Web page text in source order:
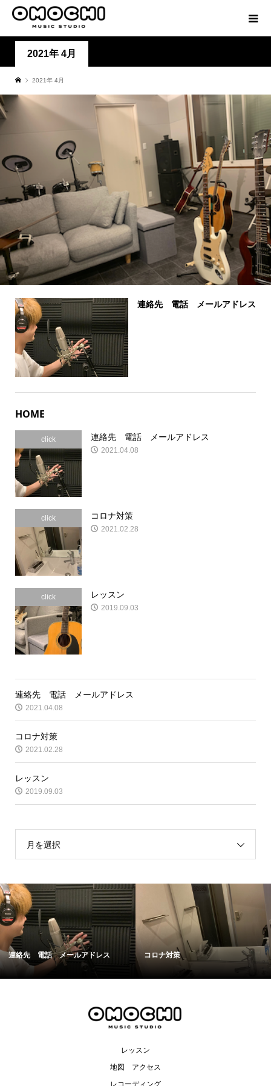
2021年 4月
2021年 4月
連絡先 電話 メールアドレス
HOME
click 連絡先 電話 メールアドレス
2021.04.08
click コロナ対策
2021.02.28
click レッスン
2019.09.03
連絡先 電話 メールアドレス
2021.04.08
コロナ対策
2021.02.28
レッスン
2019.09.03
月を選択
連絡先 電話 メールアドレス コロナ対策
レッスン
地図 アクセス
レコーディング